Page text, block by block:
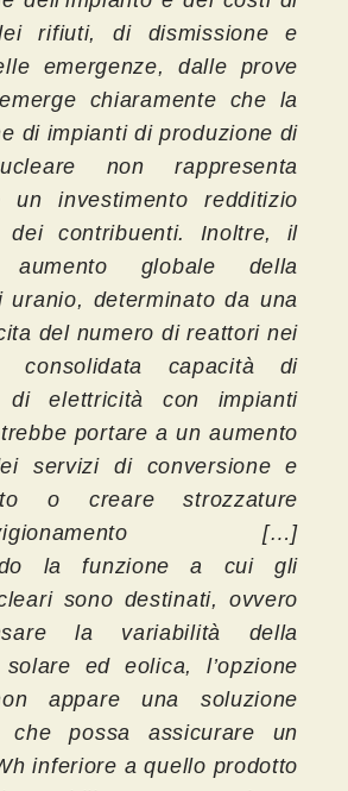
rifiuti, di dismissione e
emergenze, dalle prove
chiaramente che la
di impianti di produzione di
non rappresenta
un investimento redditizio
dei contribuenti. Inoltre, il
aumento globale della
uranio, determinato da una
del numero di reattori nei
consolidata capacità di
di elettricità con impianti
portare a un aumento
servizi di conversione e
o creare strozzature
[…]
la funzione a cui gli
sono destinati, ovvero
la variabilità della
solare ed eolica, l’opzione
appare una soluzione
che possa assicurare un
inferiore a quello prodotto